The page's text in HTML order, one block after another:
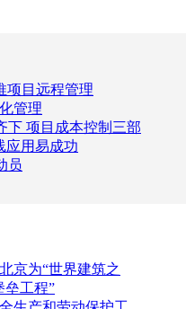
项目远程管理
管理
下 项目成本控制三部
应用易成功
员
京为“世界建筑之
垒工程”